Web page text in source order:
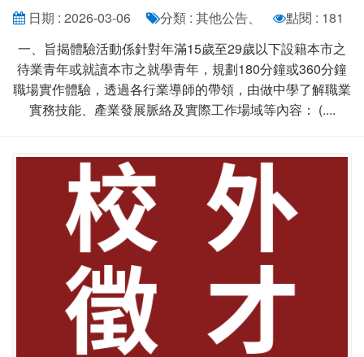
日期 : 2026-03-06 分類 : 其他公告、
點閱 : 181
一、旨揭體驗活動係針對年滿15歲至29歲以下設籍本市之
待業青年或就讀本市之就學青年，規劃180分鐘或360分鐘
職場實作體驗，透過各行業導師的帶領，由做中學了解職業
實務技能、產業發展脈絡及實際工作場域等內容： (....